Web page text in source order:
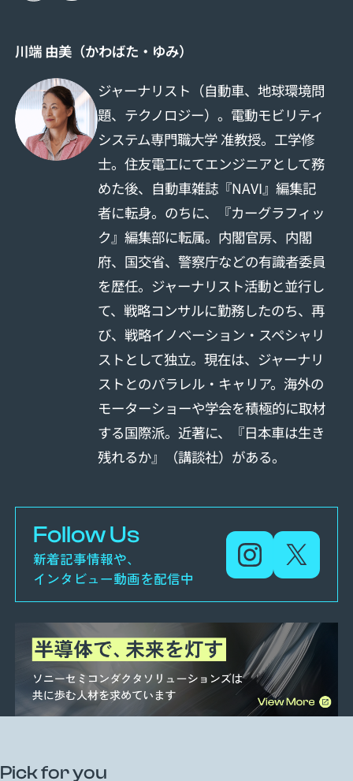
川端 由美（かわばた・ゆみ）
ジャーナリスト（自動車、地球環境問
題、テクノロジー）。電動モビリティ
システム専門職大学 准教授。工学修
士。住友電工にてエンジニアとして務
めた後、自動車雑誌『NAVI』編集記
者に転身。のちに、『カーグラフィッ
ク』編集部に転属。内閣官房、内閣
府、国交省、警察庁などの有識者委員
を歴任。ジャーナリスト活動と並行し
て、戦略コンサルに勤務したのち、再
び、戦略イノベーション・スペシャリ
ストとして独立。現在は、ジャーナリ
ストとのパラレル・キャリア。海外の
モーターショーや学会を積極的に取材
する国際派。近著に、『日本車は生き
残れるか』（講談社）がある。
Follow Us
新着記事情報や、
インタビュー動画を配信中
Pick for you